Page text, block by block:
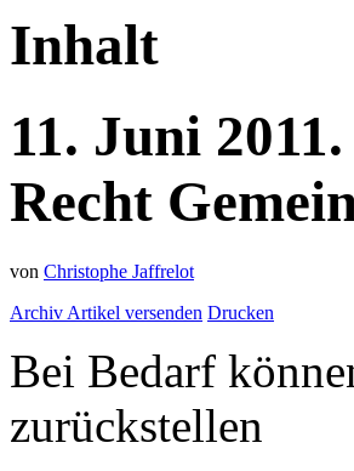
Inhalt
11. Juni 2011.
Recht
von Christophe Jaffrelot
Archiv Artikel versenden Drucken
Bei Bedarf
zurückstellen